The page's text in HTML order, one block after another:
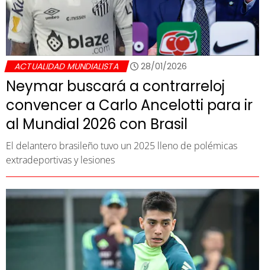
ACTUALIDAD MUNDIALISTA 28/01/2026
Neymar buscará a contrarreloj
convencer a Carlo Ancelotti para ir
al Mundial 2026 con Brasil
El delantero brasileño tuvo un 2025 lleno de polémicas
extradeportivas y lesiones